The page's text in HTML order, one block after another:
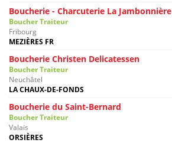
Boucherie - Charcuterie La Jambonnière
Boucher Traiteur
Fribourg
MEZIÈRES FR
Boucherie Christen Delicatessen
Boucher Traiteur
Neuchâtel
LA CHAUX-DE-FONDS
Boucherie du Saint-Bernard
Boucher Traiteur
Valais
ORSIÈRES